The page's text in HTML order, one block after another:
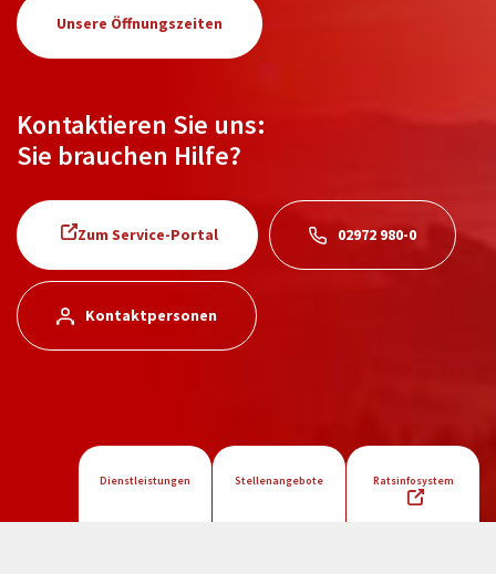
Unsere Öffnungszeiten
Kontaktieren Sie uns:
Sie brauchen Hilfe?
Zum Service-Portal 02972 980-0
Kontaktpersonen
Dienstleistungen Stellenangebote Ratsinfosystem